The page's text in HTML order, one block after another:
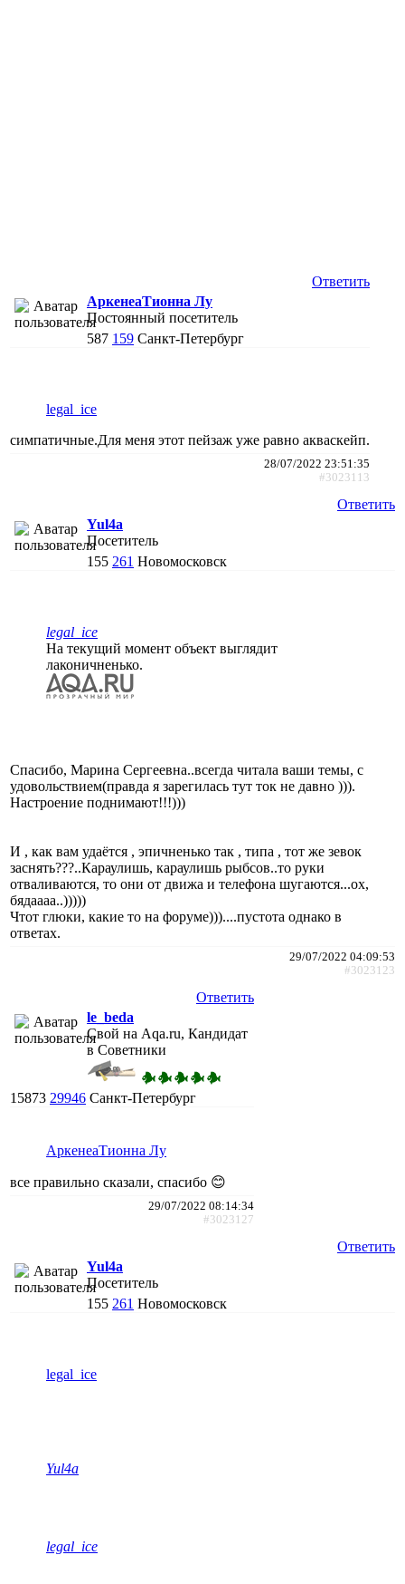
Ответить
АркенеаТионна Лу
Постоянный посетитель
587 159 Санкт-Петербург
legal_ice
симпатичные.Для меня этот пейзаж уже равно акваскейп.
28/07/2022 23:51:35
#3023113
Ответить
Yul4a
Посетитель
155 261 Новомосковск
legal_ice
На текущий момент объект выглядит
лаконичненько.
Спасибо, Марина Сергеевна..всегда читала ваши темы, с
удовольствием(правда я зарегилась тут ток не давно ))).
Настроение поднимают!!!)))
И , как вам удаётся , эпичненько так , типа , тот же зевок
заснять???..Караулишь, караулишь рыбсов..то руки
отваливаются, то они от движа и телефона шугаются...ох,
бядаааа..)))))
Чтот глюки, какие то на форуме)))....пустота однако в
ответах.
29/07/2022 04:09:53
#3023123
Ответить
le_beda
Свой на Aqa.ru, Кандидат
в Советники
15873 29946 Санкт-Петербург
АркенеаТионна Лу
все правильно сказали, спасибо 😊
29/07/2022 08:14:34
#3023127
Ответить
Yul4a
Посетитель
155 261 Новомосковск
legal_ice
Yul4a
legal_ice